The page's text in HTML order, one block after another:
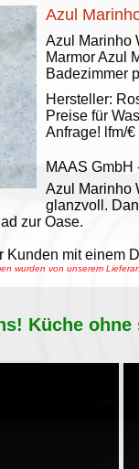
Azul
Azul Marinho
Marmor Azul
Badezimmer
Hersteller:
Preise für
Anfrage! lfm/€
MAAS GmbH
Azul Marinho
glanzvoll.
zur Oase.
Kunden mit einem
wurden von unserem
Küche